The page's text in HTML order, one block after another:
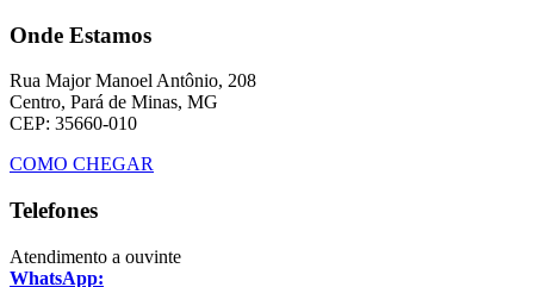
Onde Estamos
Rua Major Manoel Antônio, 208
Centro, Pará de Minas, MG
CEP: 35660-010
COMO CHEGAR
Telefones
Atendimento a ouvinte
WhatsApp: